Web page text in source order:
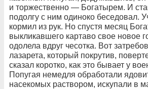
и торжественно — Богатырем. И
подолгу с ним одиноко беседовал.
кормил из рук. Но спустя месяц
выкликавшего картаво свое новое
одолела вдруг чесотка. Вот
лазарета, который покрутив,
сказал коротко, как это бывает у
Попугая немедля обработали
насекомых раствором, искупали в